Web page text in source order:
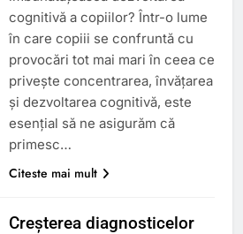
cognitivă a copiilor? Într-o lume
în care copiii se confruntă cu
provocări tot mai mari în ceea ce
privește concentrarea, învățarea
și dezvoltarea cognitivă, este
esențial să ne asigurăm că
primesc…
Citeste mai mult
Creșterea diagnosticelor